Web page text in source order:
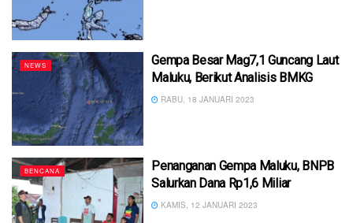
NEWS
Gempa Besar Mag7,1 Guncang Laut
Maluku, Berikut Analisis BMKG
RABU, 18 JANUARI 2023
BENCANA
Penanganan Gempa Maluku, BNPB
Salurkan Dana Rp1,6 Miliar
KAMIS, 12 JANUARI 2023